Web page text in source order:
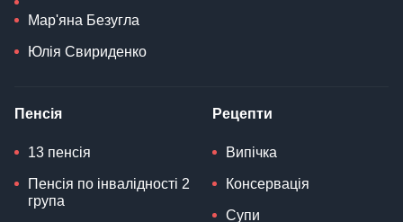
Мар'яна Безугла
Юлія Свириденко
Пенсія
13 пенсія
Пенсія по інвалідності 2
група
Рецепти
Випічка
Консервація
Супи